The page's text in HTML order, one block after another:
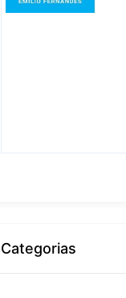
Categorias